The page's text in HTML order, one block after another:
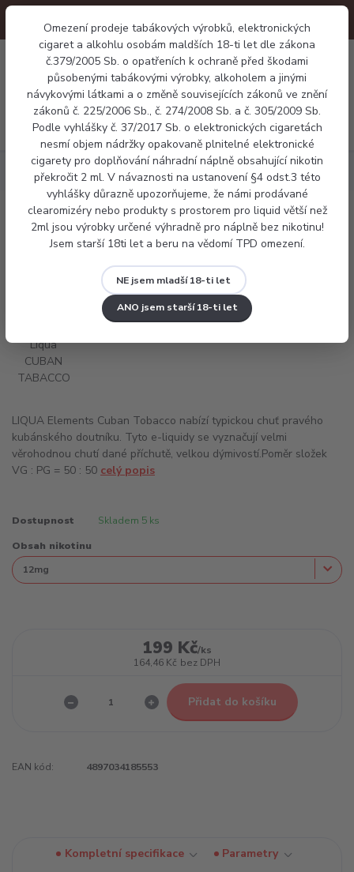
Omezení prodeje tabákových výrobků, elektronických
cigaret a alkohlu osobám maldších 18-ti let dle zákona
č.379/2005 Sb. o opatřeních k ochraně před škodami
působenými tabákovými výrobky, alkoholem a jinými
návykovými látkami a o změně souvisejících zákonů ve znění
zákonů č. 225/2006 Sb., č. 274/2008 Sb. a č. 305/2009 Sb.
Podle vyhlášky č. 37/2017 Sb. o elektronických cigaretách
nesmí objem nádržky opakovaně plnitelné elektronické
cigarety pro doplňování náhradní náplně obsahující nikotin
překročit 2 ml. V návaznosti na ustanovení §4 odst.3 této
vyhlášky důrazně upozorňujeme, že námi prodávané
clearomizéry nebo produkty s prostorem pro liquid větší než
2ml jsou výrobky určené výhradně pro náplně bez nikotinu!
Jsem starší 18ti let a beru na vědomí TPD omezení.
NE jsem mladší 18-ti let
ANO jsem starší 18-ti let
Menu
0 Kč
Náplně E-liquid Liqua CUBAN TABACCO 10ml
E-liquid Liqua CUBAN TABACCO 10ml
LIQUA Elements Cuban Tobacco nabízí typickou chuť pravého
kubánského doutníku. Tyto e-liquidy se vyznačují velmi
věrohodnou chutí dané příchutě, velkou dýmivostí.Poměr složek
VG : PG = 50 : 50 celý popis
Dostupnost Skladem 5 ks
Obsah nikotinu
199 Kč/ks
164,46 Kč bez DPH
Přidat do košíku
EAN kód: 4897034185553
Kompletní specifikace
Parametry